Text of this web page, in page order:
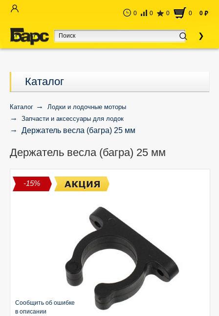
0 0 0 0 0 руб
Каталог
Каталог
Лодки и лодочные моторы
Запчасти и аксессуары для лодок
Держатель весла (багра) 25 мм
Держатель весла (багра) 25 мм
-15%
Сообщить об ошибке
в описании